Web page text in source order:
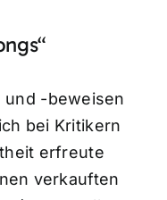
und -beweisen
bei Kritikern
erfreute
verkauften